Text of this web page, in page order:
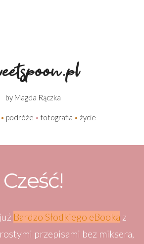
by Magda Rączka
• podróże • fotografia • życie
Cześć!
Bardzo Słodkiego eBooka z
przepisami bez miksera,